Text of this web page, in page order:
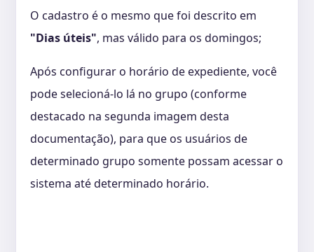
O cadastro é o mesmo que foi descrito em
"Dias úteis", mas válido para os domingos;
Após configurar o horário de expediente, você
pode selecioná-lo lá no grupo (conforme
destacado na segunda imagem desta
documentação), para que os usuários de
determinado grupo somente possam acessar o
sistema até determinado horário.